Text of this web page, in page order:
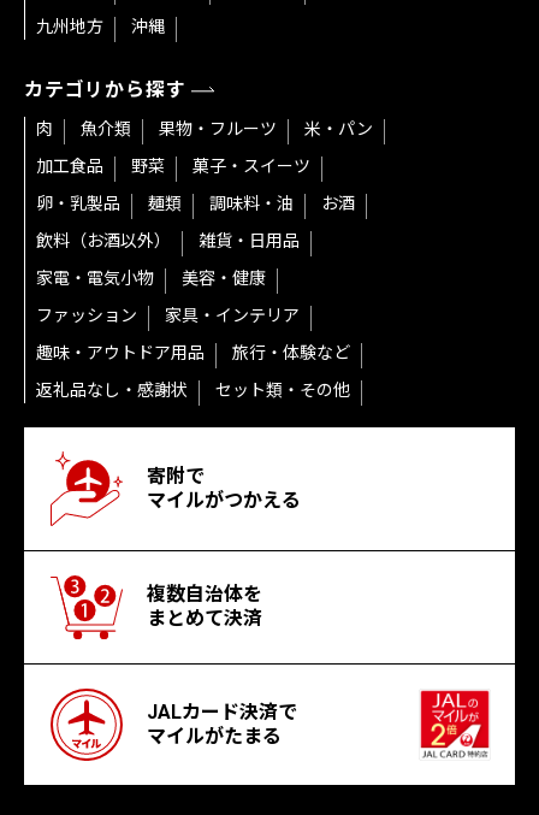
九州地方
沖縄
カテゴリから探す
肉 魚介類 果物・フルーツ
米・パン
加工食品
野菜
菓子・スイーツ
卵・乳製品
麺類 調味料・油
お酒
飲料（お酒以外）
雑貨・日用品
家電・電気小物
美容・健康
ファッション
家具・インテリア
趣味・アウトドア用品
旅行・体験など
返礼品なし・感謝状
セット類・その他
寄附で
マイルがつかえる
複数自治体を
まとめて決済
JALカード決済で
マイルがたまる